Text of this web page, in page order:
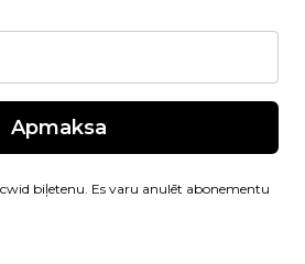
Apmaksa
biļetenu. Es varu anulēt abonementu